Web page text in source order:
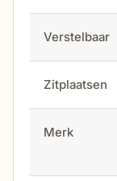
Verstelbaar
Zitplaatsen
Merk